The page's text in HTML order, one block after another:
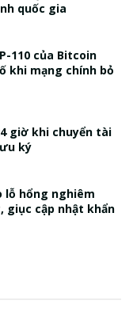
quốc gia
110 của Bitcoin
khi mạng chính bỏ
giờ khi chuyển tài
ký
lỗ hổng nghiêm
giục cập nhật khẩn